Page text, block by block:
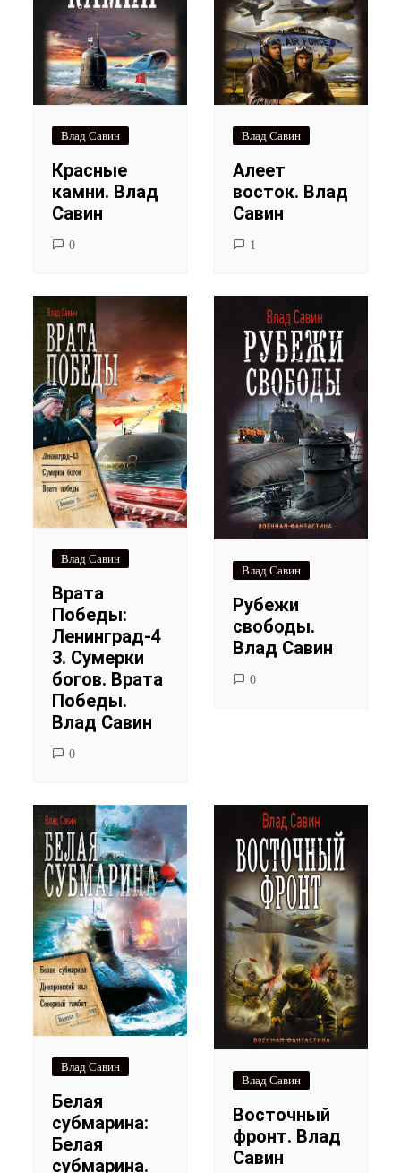
Влад Савин
Красные
камни. Влад
Савин
0
Влад Савин
Алеет
восток. Влад
Савин
1
Влад Савин
Врата
Победы:
Ленинград-4
3. Сумерки
богов. Врата
Победы.
Влад Савин
0
Влад Савин
Рубежи
свободы.
Влад Савин
0
Влад Савин
Белая
субмарина:
Белая
субмарина.
Влад Савин
Восточный
фронт. Влад
Савин